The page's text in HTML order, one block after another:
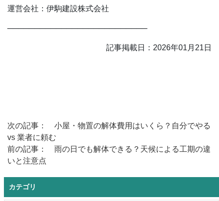
運営会社：伊駒建設株式会社
──────────────────────────
記事掲載日：2026年01月21日
次の記事： 小屋・物置の解体費用はいくら？自分でやる
vs 業者に頼む
前の記事： 雨の日でも解体できる？天候による工期の違
いと注意点
カテゴリ